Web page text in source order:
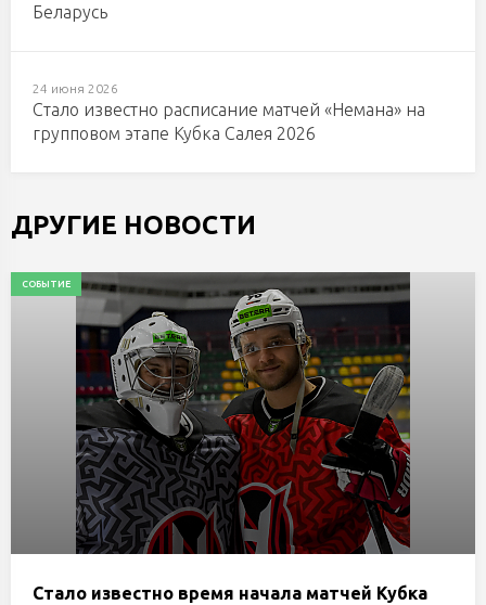
Беларусь
24 июня 2026
Стало известно расписание матчей «Немана» на
групповом этапе Кубка Салея 2026
ДРУГИЕ НОВОСТИ
СОБЫТИЕ
Стало известно время начала матчей Кубка